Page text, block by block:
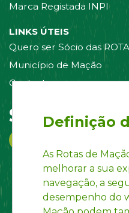
Marca Registada INPI
LINKS ÚTEIS
Quero ser Sócio das
Município de Mação
Contacte-nos
Siga-nos
Definição
As Rotas de
melhorar a sua
navegação, a
desempenho do